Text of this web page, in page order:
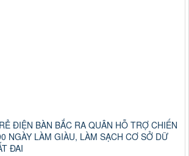
ĐIỆN BÀN BẮC RA QUÂN HỖ TRỢ CHIẾN
NGÀY LÀM GIÀU, LÀM SẠCH CƠ SỞ DỮ
ĐAI